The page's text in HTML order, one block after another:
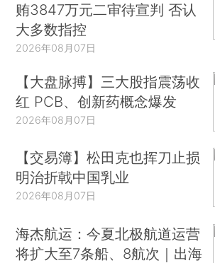
贿3847万元二审待宣判 否认
大多数指控
2026年08月07日
【大盘脉搏】三大股指震荡收
红 PCB、创新药概念爆发
2026年08月07日
【交易簿】松田克也挥刀止损
明治折戟中国乳业
2026年08月07日
海杰航运：今夏北极航道运营
将扩大至7条船、8航次｜出海